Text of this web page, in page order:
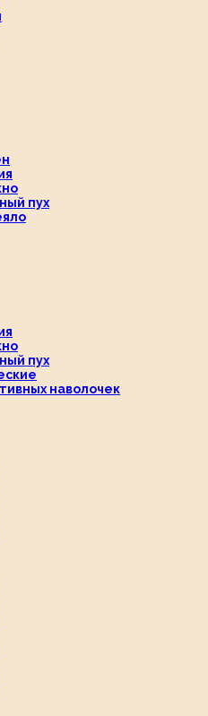
пух
пух
наволочек